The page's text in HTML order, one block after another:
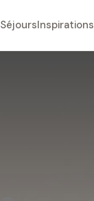
SéjoursInspirations